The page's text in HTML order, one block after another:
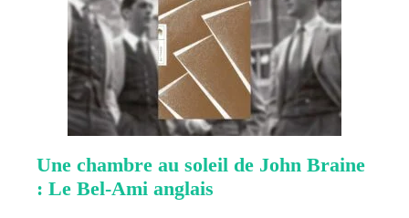
Une chambre au soleil de John Braine
: Le Bel-Ami anglais